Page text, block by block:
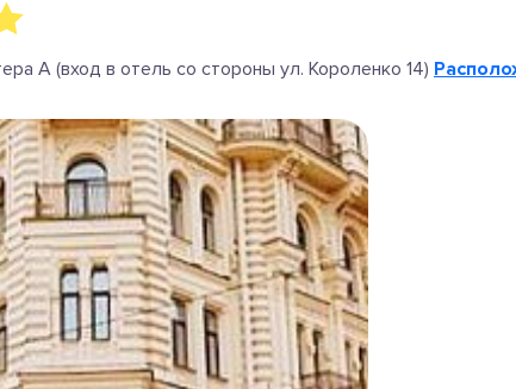
А (вход в отель со стороны ул. Короленко 14)